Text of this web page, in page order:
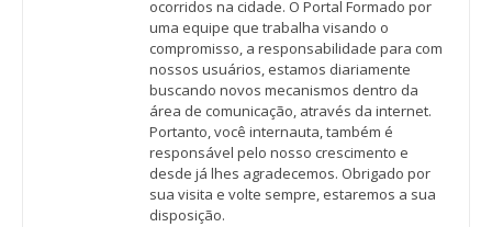
ocorridos na cidade. O Portal Formado por
uma equipe que trabalha visando o
compromisso, a responsabilidade para com
nossos usuários, estamos diariamente
buscando novos mecanismos dentro da
área de comunicação, através da internet.
Portanto, você internauta, também é
responsável pelo nosso crescimento e
desde já lhes agradecemos. Obrigado por
sua visita e volte sempre, estaremos a sua
disposição.